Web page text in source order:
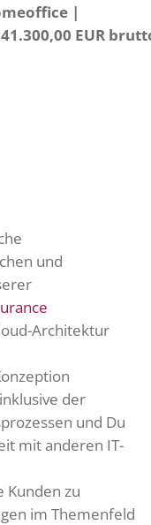
|
EUR
und
Architektur
der
und Du
mit anderen IT-
Kunden zu
im Themenfeld